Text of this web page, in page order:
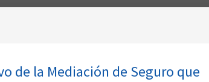
de la Mediación de Seguro que